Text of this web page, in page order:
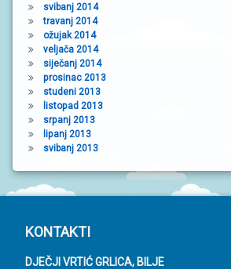
svibanj 2014
travanj 2014
ožujak 2014
veljača 2014
siječanj 2014
prosinac 2013
studeni 2013
listopad 2013
srpanj 2013
lipanj 2013
svibanj 2013
P
o
KONTAKTI
DJEČJI VRTIĆ GRLICA, BILJE